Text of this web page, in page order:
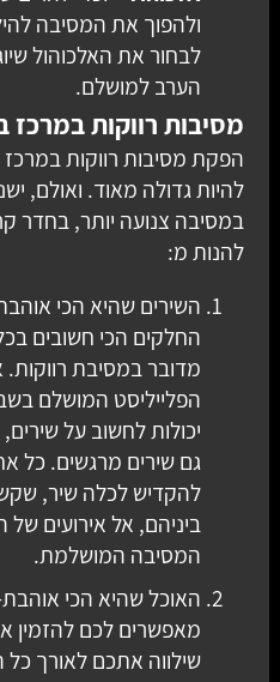
ולהפוך את המסיבה
לבחור את האלכוהול
הערב למושלם.
מסיבות רווקות במרכז
הפקת מסיבות רווקות
להיות גדולה מאוד. ואולם,
במסיבה צנועה יותר, בחדר
להנות מ:
השירים שהיא הכי
החלקים הכי חשובים
מדובר במסיבת רווקות.
הפלייליסט המושלם
יכולות לחשוב על
גם שירים מרגשים. כל
להקדיש לכלה שיר,
ביניהם, אל אירועים
המסיבה המושלמת.
האוכל שהיא הכי
מאפשרים לכם להזמין
שילווה אתכם לאורך